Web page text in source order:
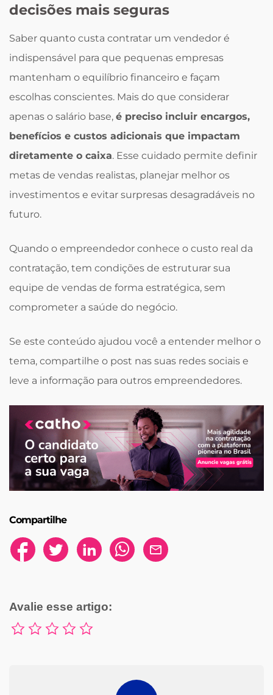
decisões mais seguras
Saber quanto custa contratar um vendedor é
indispensável para que pequenas empresas
mantenham o equilíbrio financeiro e façam
escolhas conscientes. Mais do que considerar
apenas o salário base, é preciso incluir encargos,
benefícios e custos adicionais que impactam
diretamente o caixa. Esse cuidado permite definir
metas de vendas realistas, planejar melhor os
investimentos e evitar surpresas desagradáveis no
futuro.
Quando o empreendedor conhece o custo real da
contratação, tem condições de estruturar sua
equipe de vendas de forma estratégica, sem
comprometer a saúde do negócio.
Se este conteúdo ajudou você a entender melhor o
tema, compartilhe o post nas suas redes sociais e
leve a informação para outros empreendedores.
Compartilhe
Avalie esse artigo: